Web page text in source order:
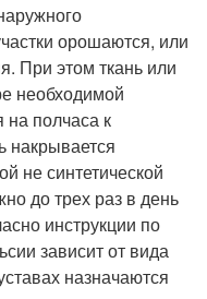
орошаются, или
При этом ткань или
необходимой
на полчаса к
накрывается
не синтетической
до трех раз в день
инструкции по
зависит от вида
назначаются